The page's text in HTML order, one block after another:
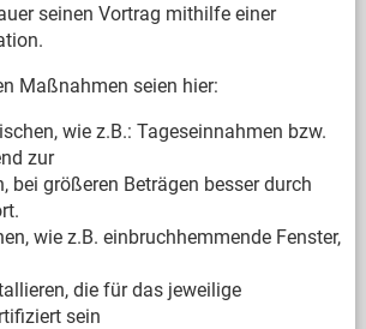
seinen Vortrag mithilfe einer
Maßnahmen seien hier:
wie z.B.: Tageseinnahmen bzw.
zur
bei größeren Beträgen besser durch
wie z.B. einbruchhemmende Fenster,
die für das jeweilige
sein